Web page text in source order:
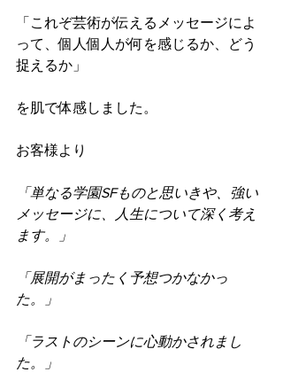
「これぞ芸術が伝えるメッセージによ
って、個人個人が何を感じるか、どう
捉えるか」
を肌で体感しました。
お客様より
「単なる学園SFものと思いきや、強い
メッセージに、人生について深く考え
ます。」
「展開がまったく予想つかなかっ
た。」
「ラストのシーンに心動かされまし
た。」